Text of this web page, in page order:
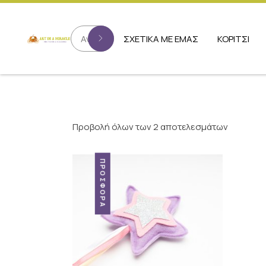
ΣΧΕΤΙΚΑ ΜΕ ΕΜΑΣ ΚΟΡΙΤΣΙ
Προβολή όλων των 2 αποτελεσμάτων
ΠΡΟΣΦΟΡΆ